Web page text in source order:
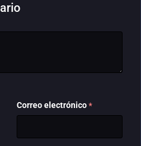
Correo electrónico *